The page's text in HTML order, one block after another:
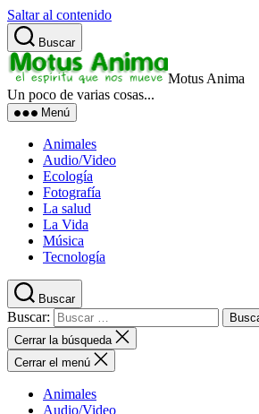
Saltar al contenido
Buscar
Motus Anima
Un poco de varias cosas...
Menú
Animales
Audio/Video
Ecología
Fotografía
La salud
La Vida
Música
Tecnología
Buscar
Buscar:
Cerrar la búsqueda
Cerrar el menú
Animales
Audio/Video